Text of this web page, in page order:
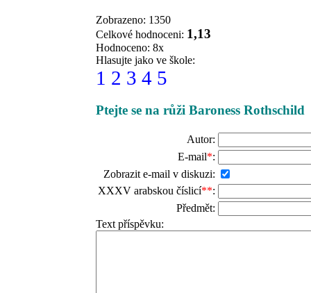
Zobrazeno: 1350
Celkové hodnoceni: 1,13
Hodnoceno: 8x
Hlasujte jako ve škole:
1 2 3 4 5
Ptejte se na růži Baroness Rothschild
Autor:
E-mail*:
Zobrazit e-mail v diskuzi:
XXXV arabskou číslicí**:
Předmět:
Text příspěvku: